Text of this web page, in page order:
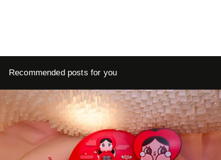
Recommended posts for you